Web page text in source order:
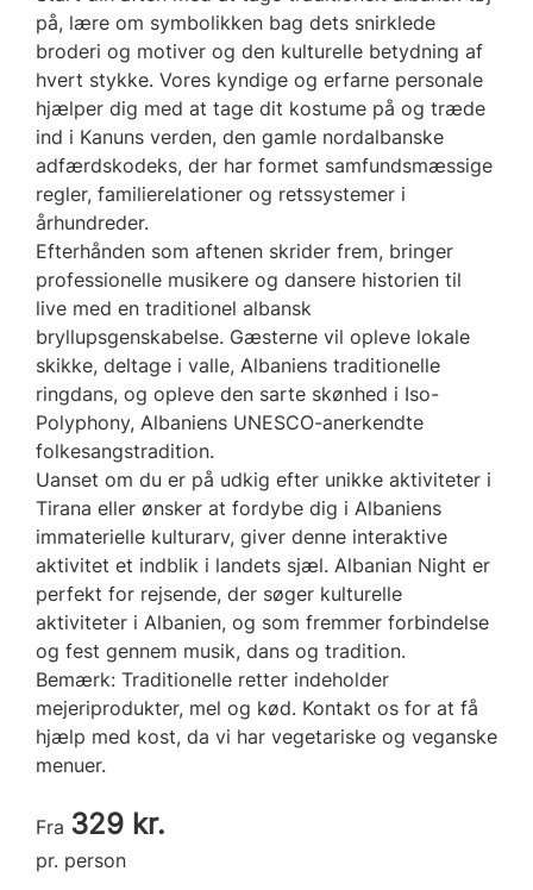
på, lære om symbolikken bag dets snirklede
broderi og motiver og den kulturelle betydning af
hvert stykke. Vores kyndige og erfarne personale
hjælper dig med at tage dit kostume på og træde
ind i Kanuns verden, den gamle nordalbanske
adfærdskodeks, der har formet samfundsmæssige
regler, familierelationer og retssystemer i
århundreder.
Efterhånden som aftenen skrider frem, bringer
professionelle musikere og dansere historien til
live med en traditionel albansk
bryllupsgenskabelse. Gæsterne vil opleve lokale
skikke, deltage i valle, Albaniens traditionelle
ringdans, og opleve den sarte skønhed i Iso-
Polyphony, Albaniens UNESCO-anerkendte
folkesangstradition.
Uanset om du er på udkig efter unikke aktiviteter i
Tirana eller ønsker at fordybe dig i Albaniens
immaterielle kulturarv, giver denne interaktive
aktivitet et indblik i landets sjæl. Albanian Night er
perfekt for rejsende, der søger kulturelle
aktiviteter i Albanien, og som fremmer forbindelse
og fest gennem musik, dans og tradition.
Bemærk: Traditionelle retter indeholder
mejeriprodukter, mel og kød. Kontakt os for at få
hjælp med kost, da vi har vegetariske og veganske
menuer.
Fra 329 kr.
pr. person